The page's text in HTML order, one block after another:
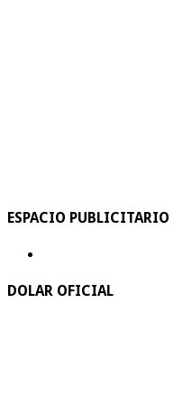
ESPACIO PUBLICITARIO
DOLAR OFICIAL